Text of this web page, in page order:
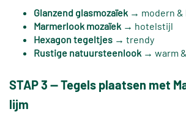
Glanzend glasmozaïek → modern &
Marmerlook mozaïek → hotelstijl
Hexagon tegeltjes → trendy
Rustige natuursteenlook → warm
STAP 3 — Tegels plaatsen met
lijm